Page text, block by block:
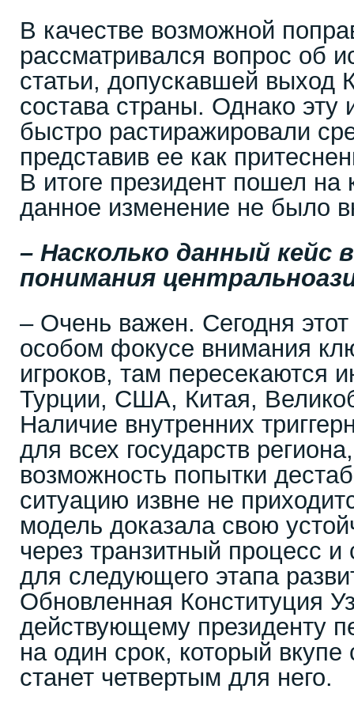
В качестве возможной
рассматривался вопрос об
статьи, допускавшей выход
состава страны. Однако эту
быстро растиражировали
представив ее как
В итоге президент пошел на
данное изменение не было
– Насколько данный кейс
понимания
– Очень важен. Сегодня
особом фокусе внимания
игроков, там пересекаются
Турции, США, Китая,
Наличие внутренних
для всех государств
возможность попытки
ситуацию извне не
модель доказала свою
через транзитный процесс
для следующего этапа
Обновленная Конституция
действующему президенту
на один срок, который
станет четвертым для него.